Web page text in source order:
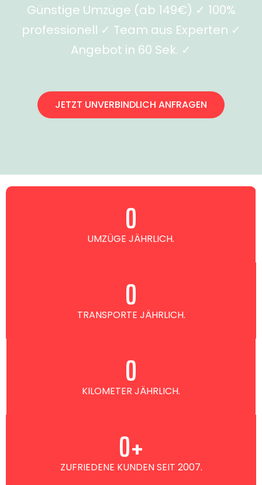
Günstige Umzüge (ab 149€) ✓ 100%
professionell ✓ Team aus Experten ✓
Angebot in 60 Sek. ✓
JETZT UNVERBINDLICH ANFRAGEN
UMZÜGE JÄHRLICH.
0
TRANSPORTE JÄHRLICH.
0
KILOMETER JÄHRLICH.
0
ZUFRIEDENE KUNDEN SEIT 2007.
0+